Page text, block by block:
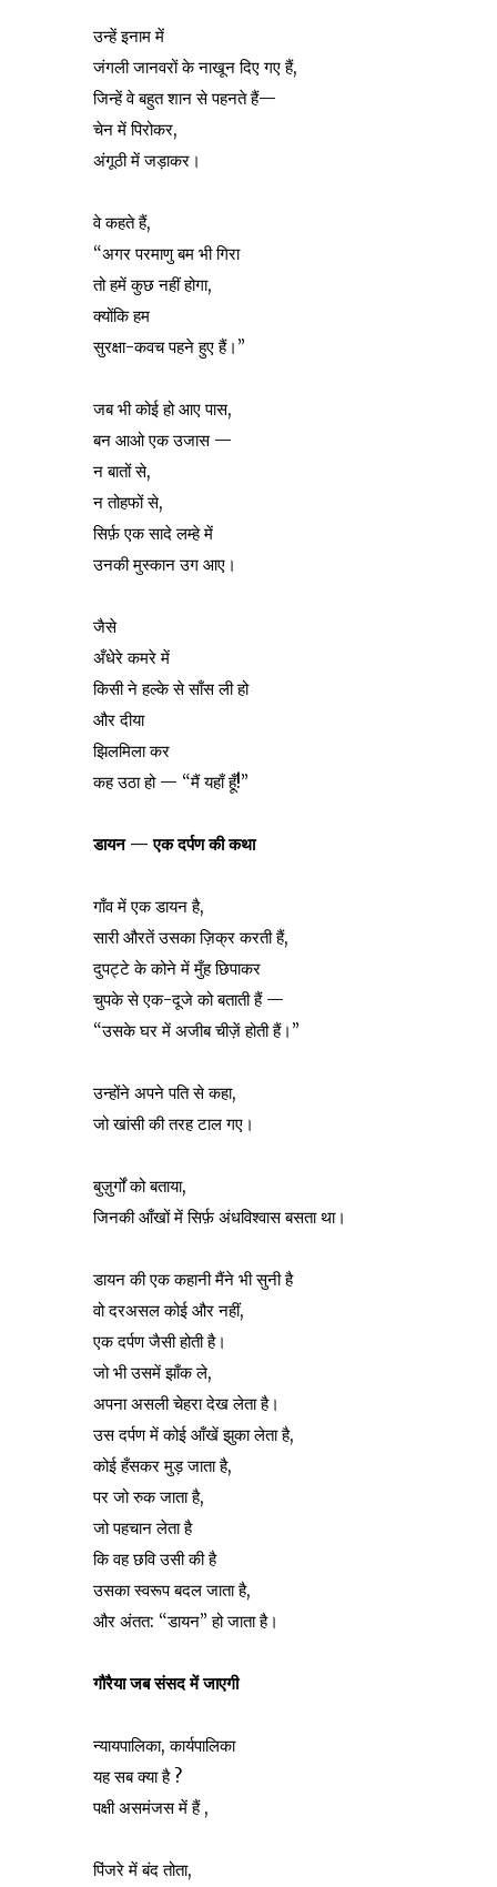
उन्हें इनाम में
जंगली जानवरों के नाखून दिए गए हैं,
जिन्हें वे बहुत शान से पहनते हैं—
चेन में पिरोकर,
अंगूठी में जड़ाकर।
वे कहते हैं,
“अगर परमाणु बम भी गिरा
तो हमें कुछ नहीं होगा,
क्योंकि हम
सुरक्षा-कवच पहने हुए हैं।”
जब भी कोई हो आए पास,
बन आओ एक उजास —
न बातों से,
न तोहफों से,
सिर्फ़ एक सादे लम्हे में
उनकी मुस्कान उग आए।
जैसे
अँधेरे कमरे में
किसी ने हल्के से साँस ली हो
और दीया
झिलमिला कर
कह उठा हो — “मैं यहाँ हूँ!”
डायन — एक दर्पण की कथा
गाँव में एक डायन है,
सारी औरतें उसका ज़िक्र करती हैं,
दुपट्टे के कोने में मुँह छिपाकर
चुपके से एक-दूजे को बताती हैं —
“उसके घर में अजीब चीज़ें होती हैं।”
उन्होंने अपने पति से कहा,
जो खांसी की तरह टाल गए।
बुज़ुर्गों को बताया,
जिनकी आँखों में सिर्फ़ अंधविश्वास बसता था।
डायन की एक कहानी मैंने भी सुनी है
वो दरअसल कोई और नहीं,
एक दर्पण जैसी होती है।
जो भी उसमें झाँक ले,
अपना असली चेहरा देख लेता है।
उस दर्पण में कोई आँखें झुका लेता है,
कोई हँसकर मुड़ जाता है,
पर जो रुक जाता है,
जो पहचान लेता है
कि वह छवि उसी की है
उसका स्वरूप बदल जाता है,
और अंतत: “डायन” हो जाता है।
गौरैया जब संसद में जाएगी
न्यायपालिका, कार्यपालिका
यह सब क्या है ?
पक्षी असमंजस में हैं ,
पिंजरे में बंद तोता,